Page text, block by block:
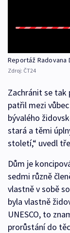
Reportáž Radovana
Zdroj: ČT24
Zachránit se
patřil mezi
bývalého
stará a těmi
století,“ uvedl
Dům je
sedmi různě
vlastně v sobě
byla vlastně
UNESCO, to
prorůstání do